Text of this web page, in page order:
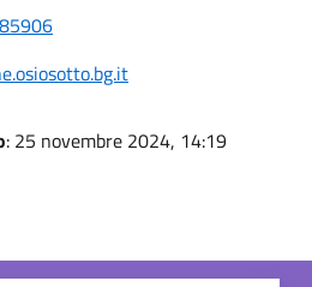
: 25 novembre 2024, 14:19